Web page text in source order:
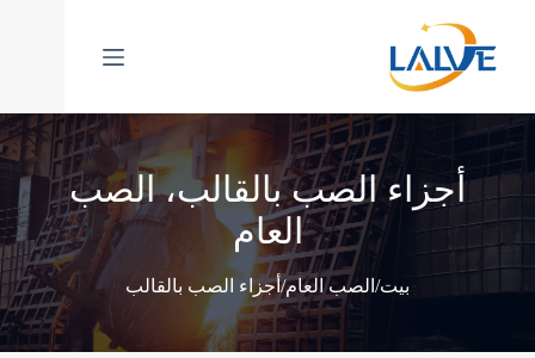
المحتوى
أجزاء الصب بالقالب، الصب
العام
بيت/الصب العام/أجزاء الصب بالقالب